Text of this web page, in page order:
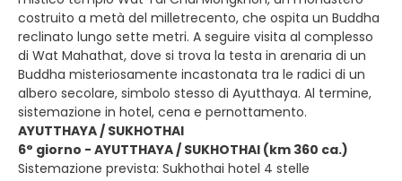
costruito a metà del milletrecento, che ospita un Buddha
reclinato lungo sette metri. A seguire visita al complesso
di Wat Mahathat, dove si trova la testa in arenaria di un
Buddha misteriosamente incastonata tra le radici di un
albero secolare, simbolo stesso di Ayutthaya. Al termine,
sistemazione in hotel, cena e pernottamento.
AYUTTHAYA / SUKHOTHAI
6° giorno - AYUTTHAYA / SUKHOTHAI (km 360 ca.)
Sistemazione prevista: Sukhothai hotel 4 stelle